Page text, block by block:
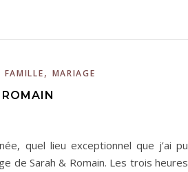
FAMILLE, MARIAGE
quel lieu exceptionnel que j’ai pu
de Sarah & Romain. Les trois heures